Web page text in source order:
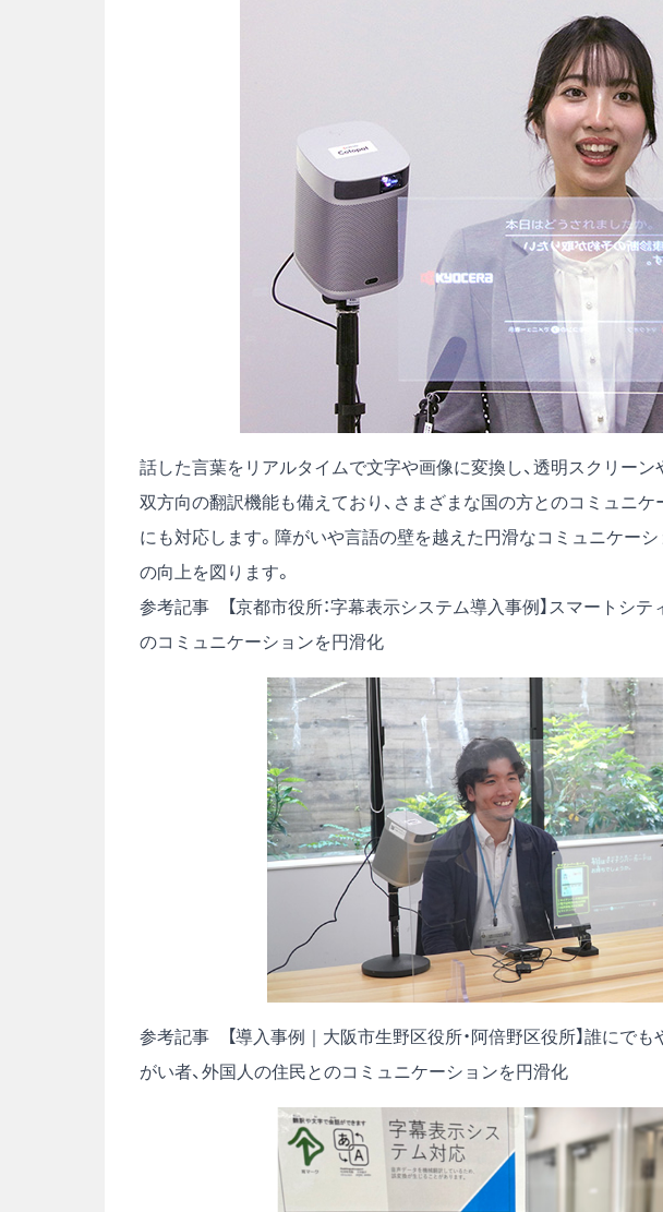
話した言葉をリアルタイムで文字や画像に変換し、透明スクリー
双方向の翻訳機能も備えており、さまざまな国の方とのコミュニ
にも対応します。障がいや言語の壁を越えた円滑なコミュニケー
の向上を図ります。
参考記事
【京都市役所：字幕表示システム導入事例】スマートシ
のコミュニケーションを円滑化
参考記事
【導入事例｜大阪市生野区役所・阿倍野区役所】誰にで
がい者、外国人の住民とのコミュニケーションを円滑化